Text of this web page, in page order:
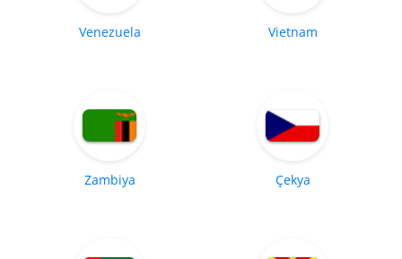
Venezuela Vietnam
Zambiya Çekya